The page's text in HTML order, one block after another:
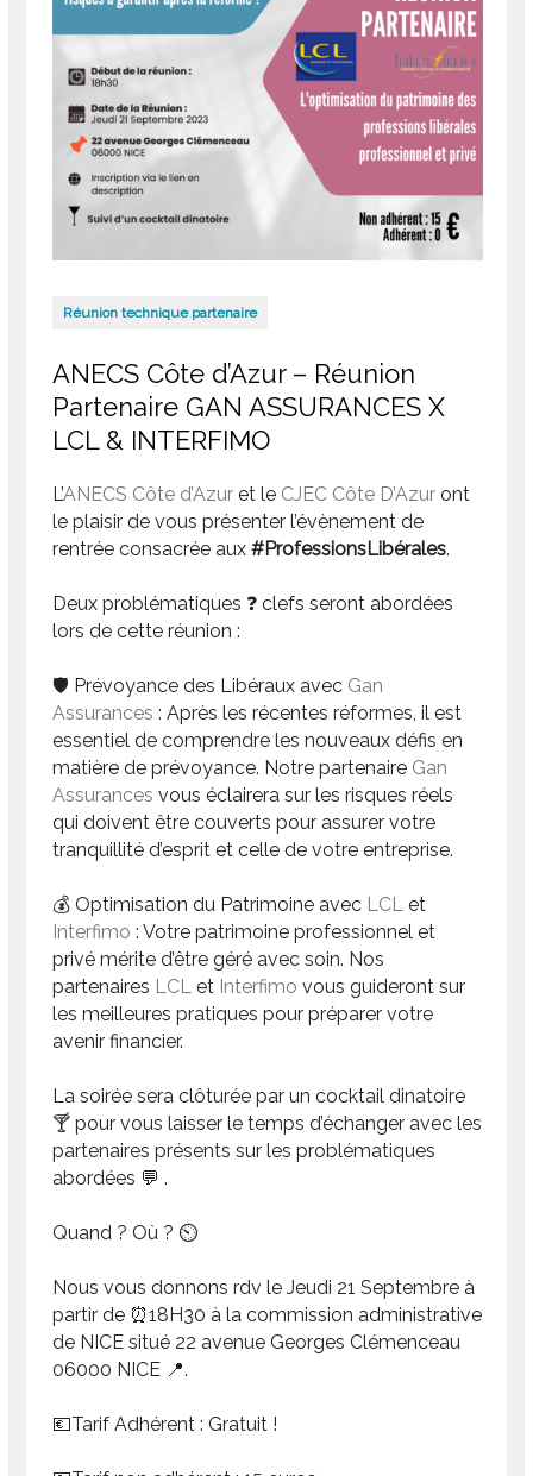
Réunion technique partenaire
ANECS Côte d’Azur – Réunion
Partenaire GAN ASSURANCES X
LCL & INTERFIMO
L’ANECS Côte d’Azur et le CJEC Côte D’Azur ont
le plaisir de vous présenter l’évènement de
rentrée consacrée aux#ProfessionsLibérales.
Deux problématiques ❓ clefs seront abordées
lors de cette réunion :
🛡️ Prévoyance des Libéraux avec Gan
Assurances : Après les récentes réformes, il est
essentiel de comprendre les nouveaux défis en
matière de prévoyance. Notre partenaire Gan
Assurances vous éclairera sur les risques réels
qui doivent être couverts pour assurer votre
tranquillité d’esprit et celle de votre entreprise.
💰 Optimisation du Patrimoine avec LCL et
Interfimo : Votre patrimoine professionnel et
privé mérite d’être géré avec soin. Nos
partenaires LCL et Interfimo vous guideront sur
les meilleures pratiques pour préparer votre
avenir financier.
La soirée sera clôturée par un cocktail dinatoire
🍸 pour vous laisser le temps d’échanger avec les
partenaires présents sur les problématiques
abordées 💬 .
Quand ? Où ? ⏲
Nous vous donnons rdv le Jeudi 21 Septembre à
partir de ⏰18H30 à la commission administrative
de NICE situé 22 avenue Georges Clémenceau
06000 NICE 📍.
💶Tarif Adhérent : Gratuit !